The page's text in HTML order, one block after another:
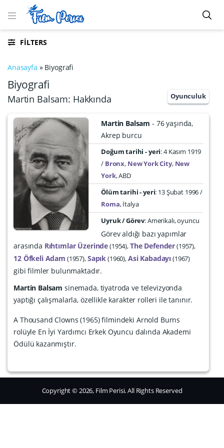
FILTERS
Anasayfa » Biyografi
Biyografi
Martin Balsam: Hakkında Oyunculuk
Martin Balsam 76 yaşında
Akrep burcu
Doğum tarihi - yeri 4 Kasım 1919
Bronx, New York City, New
York,ABD
Ölüm tarihi - yeri: 13 Şubat 1996
Roma,İtalya
Uyruk / Görev: Amerikalı, oyuncu
Görev aldığı bazı yapımlar
arasında Rıhtımlar Üzerinde 1954 The Defender 1957
12 Öfkeli Adam 1957 Sapık 1960 Asi Kabadayı 1967
gibi filmler bulunmaktadır.
Martin Balsamsinemada, tiyatroda ve televizyonda
yaptığı çalışmalarla, özellikle karakter rolleri ile tanınır.
A Thousand Clowns (1965) filmindeki Arnold Burns
rolüyle En İyi Yardımcı Erkek Oyuncu dalında Akademi
Ödülü kazanmıştır.
Copyright © 2026, Film Perisi. All Rights Reserved